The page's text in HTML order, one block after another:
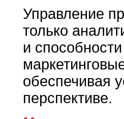
Управление
только
и
обеспечивая
перспективе.